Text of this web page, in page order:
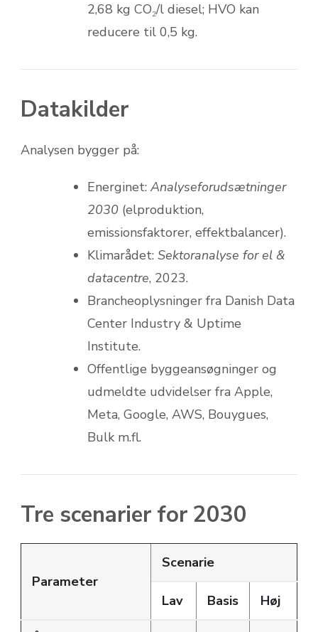
2,68 kg CO₂/l diesel; HVO kan
reducere til 0,5 kg.
Datakilder
Analysen bygger på:
Energinet: Analyseforudsætninger
2030 (elproduktion,
emissionsfaktorer, effektbalancer).
Klimarådet: Sektoranalyse for el &
datacentre, 2023.
Brancheoplysninger fra Danish Data
Center Industry & Uptime
Institute.
Offentlige byggeansøgninger og
udmeldte udvidelser fra Apple,
Meta, Google, AWS, Bouygues,
Bulk m.fl.
Tre scenarier for 2030
Parameter
Scenarie
Lav Basis Høj